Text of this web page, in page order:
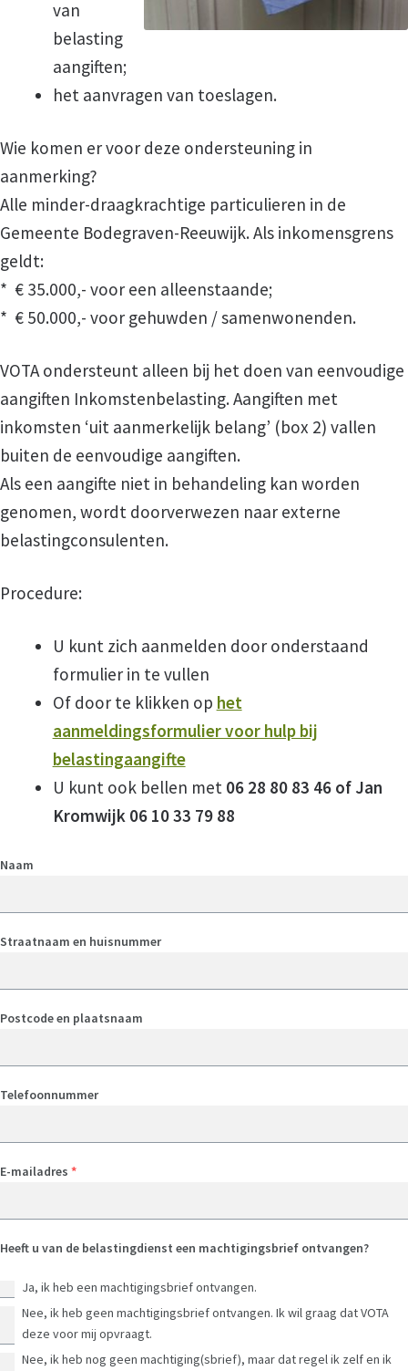
Vacature vrijwilliger HUBA
Vacature vrijwilliger thuisadministratie
Wordt ook vrijwilliger
Hulp aanvragen
Aanmeldingsformulier voor hulp bij
Hulp bij Belastingen
Zelfhulp
Wie zijn wij?
Beleid
Coordinatoren
Bestuur
Privacy
Vertrouwenscontactpersoon
Met wie werkt VOTA samen?
Vrijwilligers
Onze Vrijwilligers
Word ook vrijwilliger
Veel gestelde vragen
van
belasting
aangiften;
het aanvragen van toeslagen.
Wie komen er voor deze ondersteuning in
aanmerking?
Alle minder-draagkrachtige particulieren in de
Gemeente Bodegraven-Reeuwijk. Als inkomensgrens
geldt:
* € 35.000,- voor een alleenstaande;
* € 50.000,- voor gehuwden / samenwonenden.
VOTA ondersteunt alleen bij het doen van eenvoudige
aangiften Inkomstenbelasting. Aangiften met
inkomsten ‘uit aanmerkelijk belang’ (box 2) vallen
buiten de eenvoudige aangiften.
Als een aangifte niet in behandeling kan worden
genomen, wordt doorverwezen naar externe
belastingconsulenten.
Procedure:
U kunt zich aanmelden door onderstaand
formulier in te vullen
Of door te klikken op het
aanmeldingsformulier voor hulp bij
belastingaangifte
U kunt ook bellen met 06 28 80 83 46 of Jan
Kromwijk 06 10 33 79 88
Naam
Straatnaam en huisnummer
Postcode en plaatsnaam
Telefoonnummer
E-mailadres *
Heeft u van de belastingdienst een machtigingsbrief ontvangen?
Ja, ik heb een machtigingsbrief ontvangen.
Nee, ik heb geen machtigingsbrief ontvangen. Ik wil graag dat VOTA
deze voor mij opvraagt.
Nee, ik heb nog geen machtiging(sbrief), maar dat regel ik zelf en ik